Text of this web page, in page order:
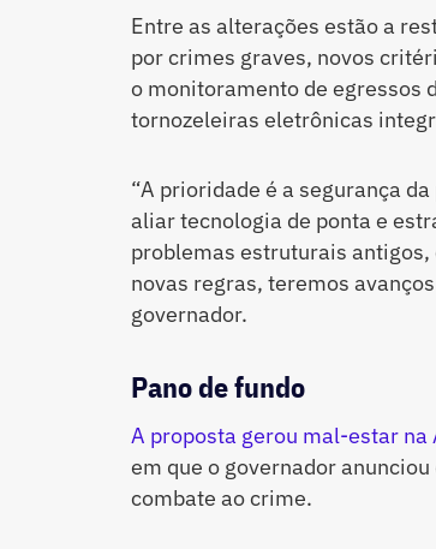
Entre as alterações estão a
por crimes graves, novos
o monitoramento de egressos
tornozeleiras eletrônicas
“A prioridade é a segurança
aliar tecnologia de ponta e
problemas estruturais antigos,
novas regras, teremos
governador.
Pano de fundo
A proposta gerou mal-estar na
em que o governador
combate ao crime.